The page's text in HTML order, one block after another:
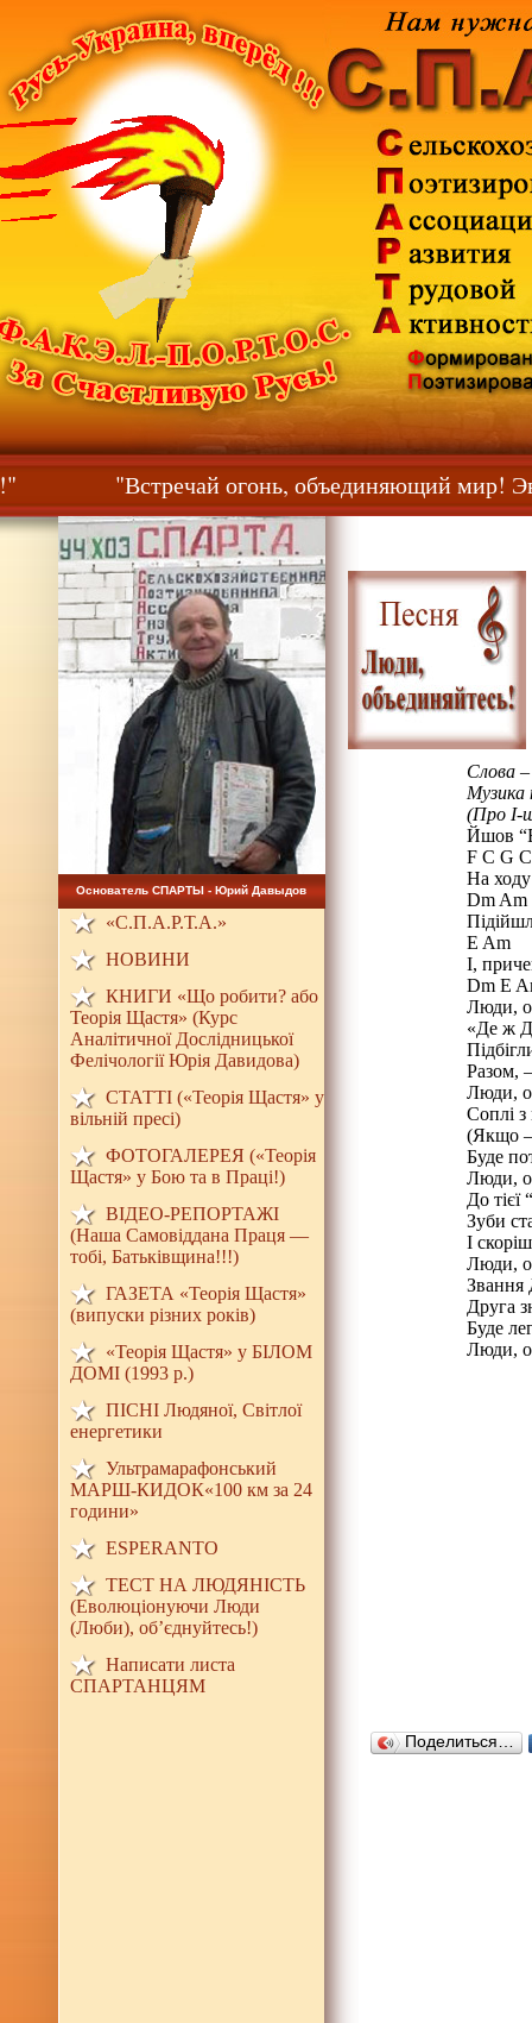
"Встречай огонь, объединяющий
Основатель СПАРТЫ - Юрий Давыдов
«С.П.А.Р.Т.А.»
НОВИНИ
КНИГИ «Що робити? або
Теорія Щастя» (Курс
Аналітичної Дослідницької
Фелічології Юрія Давидова)
СТАТТІ («Теорія Щастя» у
вільній пресі)
ФОТОГАЛЕРЕЯ («Теорія
Щастя» у Бою та в Праці!)
ВІДЕО-РЕПОРТАЖІ
(Наша Самовіддана Праця —
тобі, Батьківщина!!!)
ГАЗЕТА «Теорія Щастя»
(випуски різних років)
«Теорія Щастя» у БІЛОМ
ДОМI (1993 р.)
ПІСНІ Людяної, Світлої
енергетики
Ультрамарафонський
МАРШ-КИДОК«100 км за 24
години»
ESPERANTO
ТЕСТ НА ЛЮДЯНIСТЬ
(Еволюціонуючи Люди
(Люби), об’єднуйтесь!)
Написати листа
СПАРТАНЦЯМ
Слова
Музика
(Про I-
Йшов
F C G C
На
Dm Am
E Am
І,
Dm E
Люди,
«Де ж
Разом,
Люди,
Соплі з
(Якщо
Буде
Люди,
До
Зуби
І
Люди,
Звання
Друга
Буде
Люди,
Поделиться…